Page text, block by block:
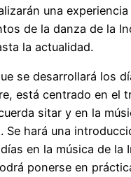
una
de la danza de la
la actualidad.
se desarrollará los
está centrado en el
sitar y en la
Se hará una
en la música de la
ponerse en